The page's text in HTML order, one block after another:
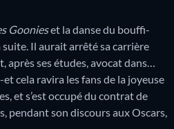
Goonieset la danse du bouffi-
Il aurait arrêté sa carrière
ses études, avocat dans…
cela ravira les fans de la joyeuse
et s’est occupé du contrat de
pendant son discours aux Oscars,